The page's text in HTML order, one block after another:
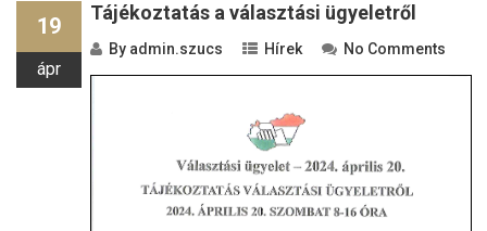
19
ápr
Tájékoztatás a választási ügyeletről
By admin.szucs Hírek No Comments